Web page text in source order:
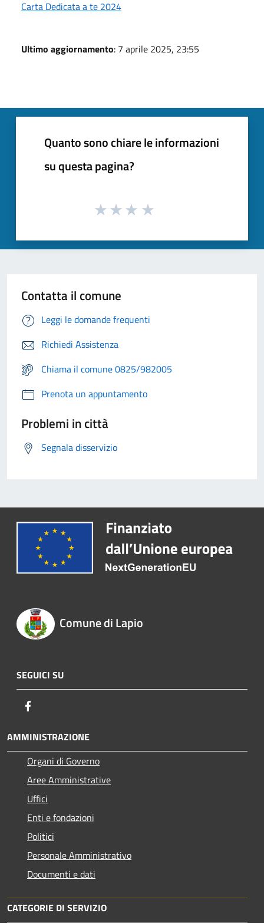
Carta Dedicata a te 2024
Ultimo aggiornamento: 7 aprile 2025, 23:55
Quanto sono chiare le informazioni
su questa pagina?
Contatta il comune
Leggi le domande frequenti
Richiedi Assistenza
Chiama il comune 0825/982005
Prenota un appuntamento
Problemi in città
Segnala disservizio
Comune di Lapio
SEGUICI SU
AMMINISTRAZIONE
Organi di Governo
Aree Amministrative
Uffici
Enti e fondazioni
Politici
Personale Amministrativo
Documenti e dati
CATEGORIE DI SERVIZIO